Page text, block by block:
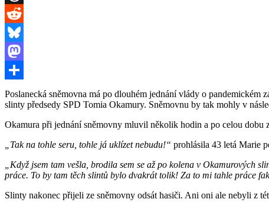
Threads
Reddit
Bluesky
Mastodon
Share
Poslanecká sněmovna má po dlouhém jednání vlády o
slinty předsedy SPD Tomia Okamury. Sněmovnu by tak mohly v
Okamura při jednání sněmovny mluvil několik hodin a po celou
„Tak na tohle seru, tohle já uklízet nebudu!“ prohlásila 43 letá Marie
„Když jsem tam vešla, brodila sem se až po kolena v Okamurových
práce. To by tam těch slintů bylo dvakrát tolik! Za to mi tahle práce
Slinty nakonec přijeli ze sněmovny odsát hasiči. Ani oni ale nebyli z